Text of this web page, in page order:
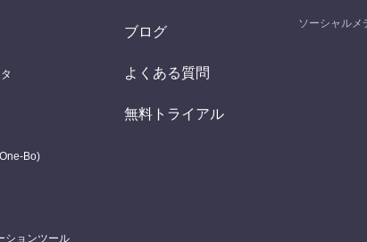
Bo)
ションツール
ブログ
よくある質問
無料トライアル
ソーシャルメ